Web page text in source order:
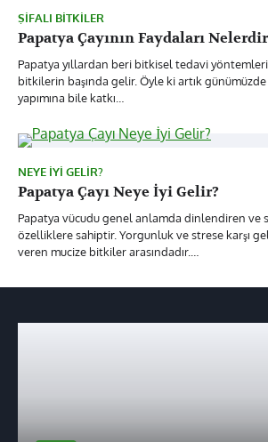
ŞIFALI BITKILER
Papatya Çayının Faydaları
Papatya yıllardan beri bitkisel tedavi
bitkilerin başında gelir. Öyle ki artık
yapımına bile katkı…
NEYE İYI GELIR?
Papatya Çayı Neye İyi Gelir?
Papatya vücudu genel anlamda dinlendiren ve
özelliklere sahiptir. Yorgunluk ve strese karşı
veren mucize bitkiler arasındadır.…